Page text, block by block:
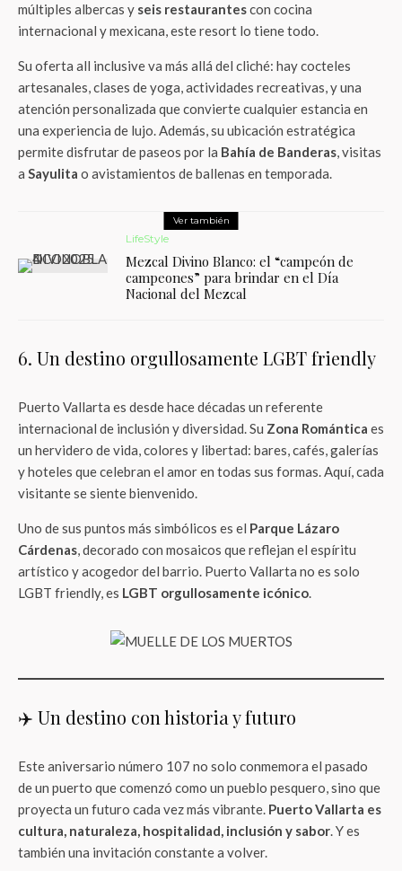
múltiples albercas y seis restaurantescon cocina
internacional y mexicana, este resort lo tiene todo.
Su oferta all inclusive va más allá del cliché: hay cocteles
artesanales, clases de yoga, actividades recreativas, y una
atención personalizada que convierte cualquier estancia en
una experiencia de lujo. Además, su ubicación estratégica
permite disfrutar de paseos por la Bahía de Banderas, visitas
a Sayulita o avistamientos de ballenas en temporada.
Ver también
LifeStyle
Mezcal Divino Blanco: el “campeón de
campeones” para brindar en el Día
Nacional del Mezcal
6. Un destino orgullosamente LGBT friendly
Puerto Vallarta es desde hace décadas un referente
internacional de inclusión y diversidad. Su Zona Romántica es
un hervidero de vida, colores y libertad: bares, cafés, galerías
y hoteles que celebran el amor en todas sus formas. Aquí, cada
visitante se siente bienvenido.
Uno de sus puntos más simbólicos es el Parque Lázaro
Cárdenas, decorado con mosaicos que reflejan el espíritu
artístico y acogedor del barrio. Puerto Vallarta no es solo
LGBT friendly, es LGBT orgullosamente icónico.
✈️ Un destino con historia y futuro
Este aniversario número 107 no solo conmemora el pasado
de un puerto que comenzó como un pueblo pesquero, sino que
proyecta un futuro cada vez más vibrante. Puerto Vallarta es
cultura, naturaleza, hospitalidad, inclusión y sabor. Y es
también una invitación constante a volver.